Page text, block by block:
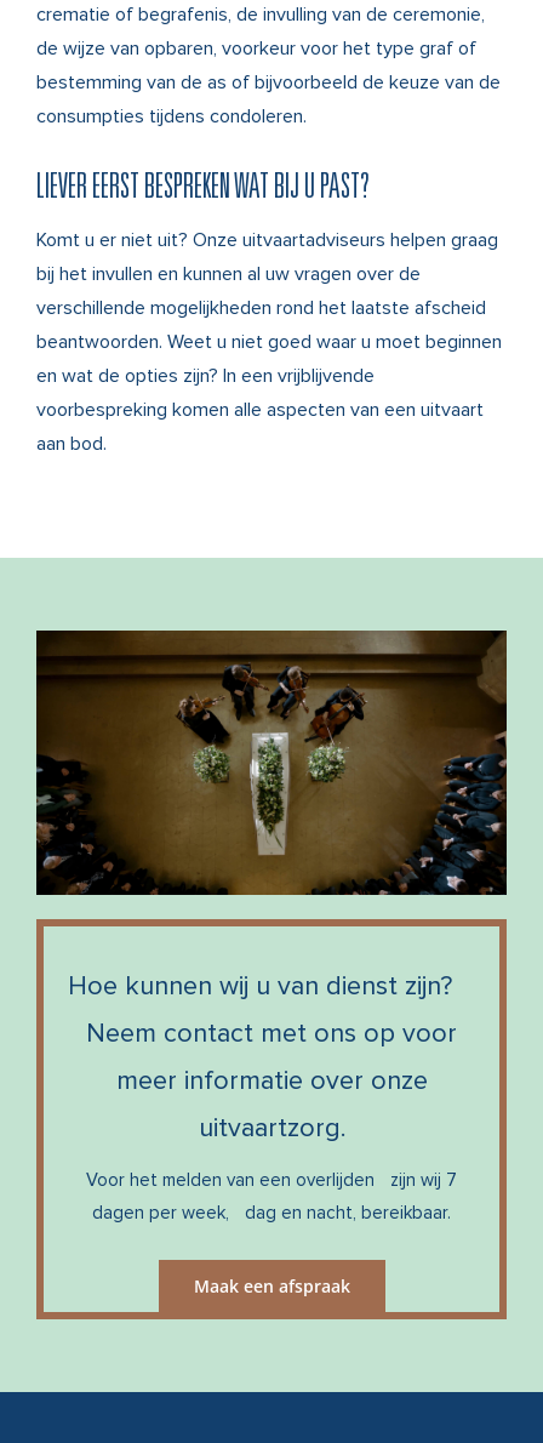
crematie of begrafenis, de invulling van de ceremonie,
de wijze van opbaren, voorkeur voor het type graf of
bestemming van de as of bijvoorbeeld de keuze van de
consumpties tijdens condoleren.
LIEVER EERST BESPREKEN WAT BIJ U PAST?
Komt u er niet uit? Onze uitvaartadviseurs helpen graag
bij het invullen en kunnen al uw vragen over de
verschillende mogelijkheden rond het laatste afscheid
beantwoorden. Weet u niet goed waar u moet beginnen
en wat de opties zijn? In een vrijblijvende
voorbespreking komen alle aspecten van een uitvaart
aan bod.
Hoe kunnen wij u van dienst zijn?
Neem contact met ons op voor
meer informatie over onze
uitvaartzorg.
Voor het melden van een overlijden zijn wij 7
dagen per week, dag en nacht, bereikbaar.
Maak een afspraak